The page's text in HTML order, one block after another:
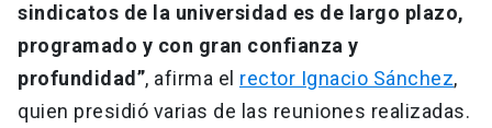
sindicatos de la universidad es de largo plazo,
programado y con gran confianza y
profundidad”, afirma el rector Ignacio Sánchez,
quien presidió varias de las reuniones realizadas.